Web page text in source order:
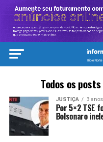
Todos os
JUSTIÇA 3
Por 5×2 TSE
Bolsonaro